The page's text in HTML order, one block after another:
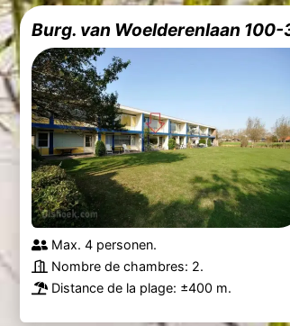
Burg. van Woelderenlaan 100-
Max. 4 personen.
Nombre de chambres: 2.
Distance de la plage: ±400 m.